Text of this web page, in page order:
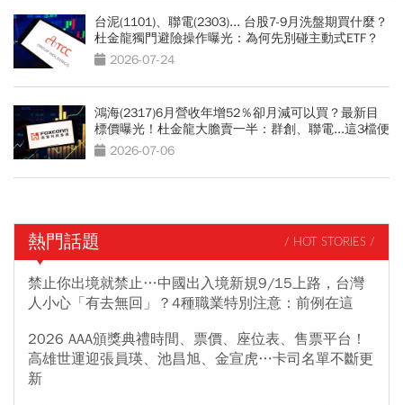
台泥(1101)、聯電(2303)... 台股7-9月洗盤期買什麼？
杜金龍獨門避險操作曝光：為何先別碰主動式ETF？
2026-07-24
鴻海(2317)6月營收年增52％卻月減可以買？最新目
標價曝光！杜金龍大膽賣一半：群創、聯電...這3檔便
當股更有肉
2026-07-06
熱門話題 / HOT STORIES /
禁止你出境就禁止…中國出入境新規9/15上路，台灣
人小心「有去無回」？4種職業特別注意：前例在這
2026 AAA頒獎典禮時間、票價、座位表、售票平台！
高雄世運迎張員瑛、池昌旭、金宣虎…卡司名單不斷更
新